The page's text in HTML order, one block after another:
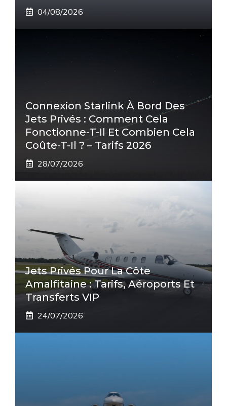
04/08/2026
Connexion Starlink À Bord Des
Jets Privés : Comment Cela
Fonctionne-T-Il Et Combien Cela
Coûte-T-Il ? – Tarifs 2026
28/07/2026
Jets Privés Pour La Côte
Amalfitaine : Tarifs, Aéroports Et
Transferts VIP
24/07/2026